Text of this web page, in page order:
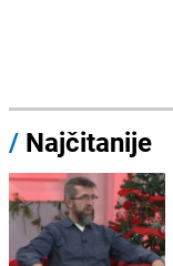
/ Najčitanije